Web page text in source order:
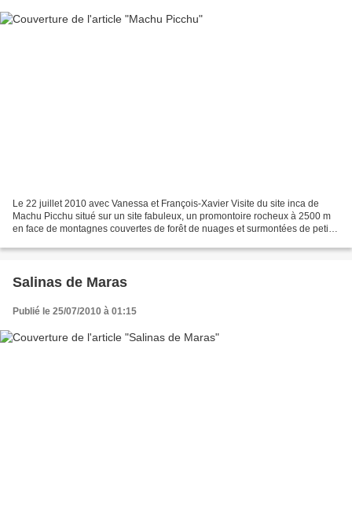
Le 22 juillet 2010 avec Vanessa et François-Xavier Visite du site inca de
Machu Picchu situé sur un site fabuleux, un promontoire rocheux à 2500 m
en face de montagnes couvertes de forêt de nuages et surmontées de petits
Salinas de Maras
Publié le 25/07/2010 à 01:15